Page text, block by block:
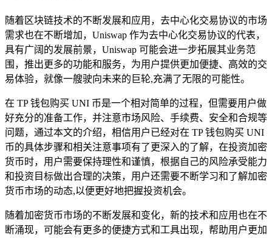
随着区块链技术的不断发展和应用，去中心化交易协议的市场
需求也在不断增加，Uniswap 作为去中心化交易协议的代表，
具有广阔的发展前景，Uniswap 可能会进一步拓展其业务范
围，推出更多的功能和服务，为用户提供更加便捷、高效的交
易体验，就像一艘驶向未来的巨轮,充满了无限的可能性。
在 TP 钱包购买 UNI 币是一个相对简单的过程，但需要用户做
好充分的准备工作，并注意市场风险、手续费、安全和合规等
问题，通过本文的介绍，相信用户已经对在 TP 钱包购买 UNI
币的具体步骤和相关注意事项有了更深入的了解，在投资加密
货币时，用户需要保持理性和谨慎，根据自己的风险承受能力
和投资目标做出合理的决策，用户还需要不断学习和了解加密
货币市场的动态,以便更好地把握投资机会。
随着加密货币市场的不断发展和变化，新的技术和应用也在不
断涌现，可能会有更多的便捷方式和工具出现，帮助用户更加